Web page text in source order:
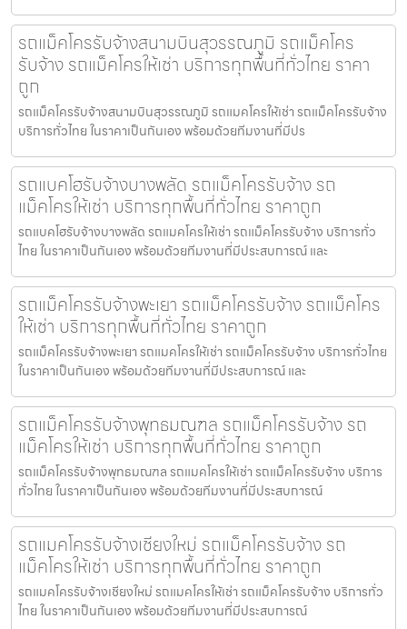
รถแม็คโครรับจ้างสนามบินสุวรรณภูมิ รถแม็คโคร
รับจ้าง รถแม็คโครให้เช่า บริการทุกพื้นที่ทั่วไทย ราคา
ถูก
รถแม็คโครรับจ้างสนามบินสุวรรณภูมิ รถแมคโครให้เช่า รถแม็คโครรับจ้าง
บริการทั่วไทย ในราคาเป็นกันเอง พร้อมด้วยทีมงานที่มีปร
รถแบคโฮรับจ้างบางพลัด รถแม็คโครรับจ้าง รถ
แม็คโครให้เช่า บริการทุกพื้นที่ทั่วไทย ราคาถูก
รถแบคโฮรับจ้างบางพลัด รถแมคโครให้เช่า รถแม็คโครรับจ้าง บริการทั่ว
ไทย ในราคาเป็นกันเอง พร้อมด้วยทีมงานที่มีประสบการณ์ และ
รถแม็คโครรับจ้างพะเยา รถแม็คโครรับจ้าง รถแม็คโคร
ให้เช่า บริการทุกพื้นที่ทั่วไทย ราคาถูก
รถแม็คโครรับจ้างพะเยา รถแมคโครให้เช่า รถแม็คโครรับจ้าง บริการทั่วไทย
ในราคาเป็นกันเอง พร้อมด้วยทีมงานที่มีประสบการณ์ และ
รถแม็คโครรับจ้างพุทธมณฑล รถแม็คโครรับจ้าง รถ
แม็คโครให้เช่า บริการทุกพื้นที่ทั่วไทย ราคาถูก
รถแม็คโครรับจ้างพุทธมณฑล รถแมคโครให้เช่า รถแม็คโครรับจ้าง บริการ
ทั่วไทย ในราคาเป็นกันเอง พร้อมด้วยทีมงานที่มีประสบการณ์
รถแมคโครรับจ้างเชียงใหม่ รถแม็คโครรับจ้าง รถ
แม็คโครให้เช่า บริการทุกพื้นที่ทั่วไทย ราคาถูก
รถแมคโครรับจ้างเชียงใหม่ รถแมคโครให้เช่า รถแม็คโครรับจ้าง บริการทั่ว
ไทย ในราคาเป็นกันเอง พร้อมด้วยทีมงานที่มีประสบการณ์